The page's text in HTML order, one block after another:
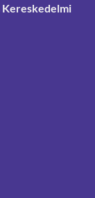
Kereskedelmi